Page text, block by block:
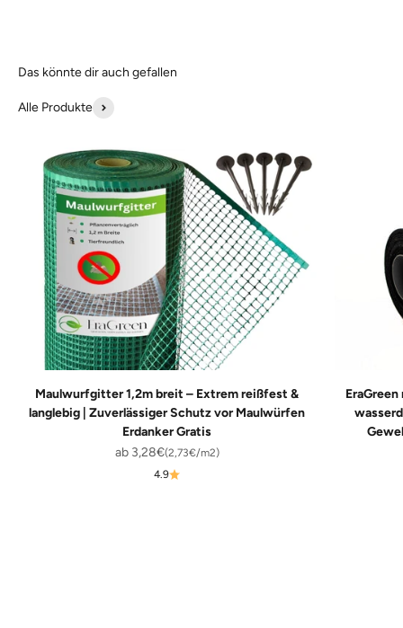
Alle Produkte
Maulwurfgitter 1,2m breit – Extrem reißfest &
langlebig | Zuverlässiger Schutz vor Maulwürfen
Erdanker Gratis
Angebot
ab 3,28€(2,73€/m2)
4.9